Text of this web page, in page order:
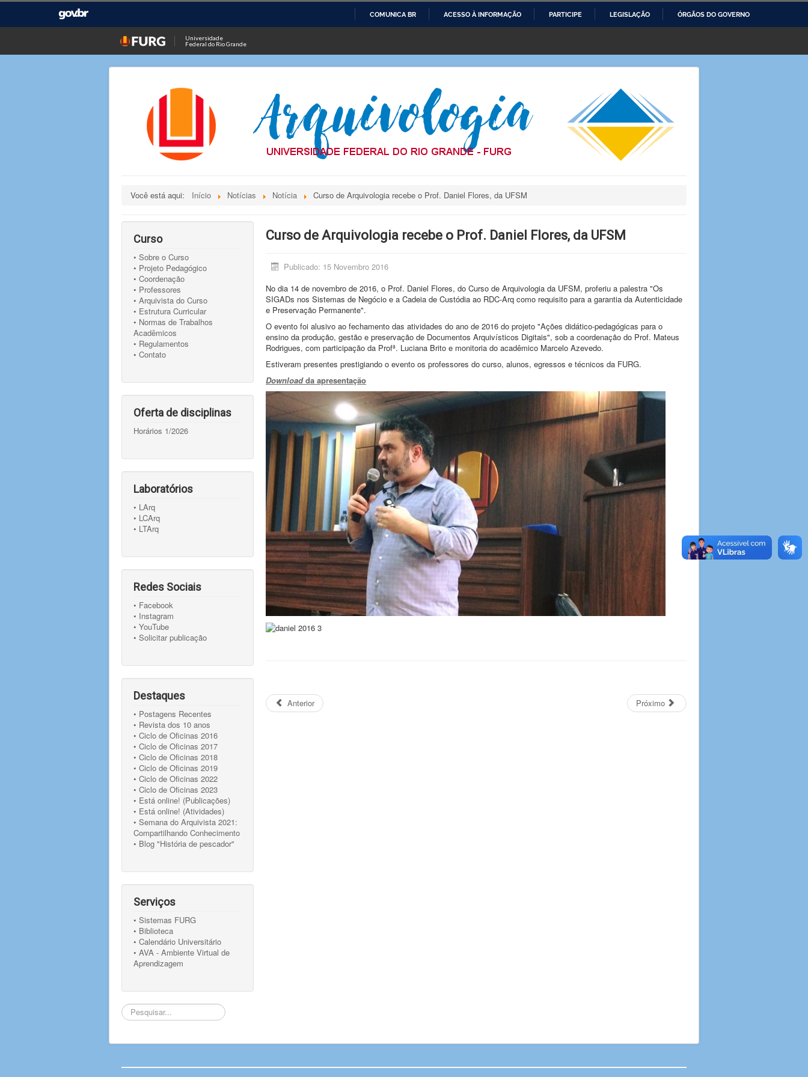
O
CONTEÚDO
COMUNICA BR ACESSO À INFORMAÇÃO PARTICIPE LEGISLAÇÃO ÓRGÃOS DO GOVERNO
Universidade
Federal do Rio Grande
Você está aqui: Início Notícias Notícia Curso de Arquivologia recebe o Prof. Daniel Flores, da UFSM
Curso
• Sobre o Curso
• Projeto Pedagógico
• Coordenação
• Professores
• Arquivista do Curso
• Estrutura Curricular
• Normas de Trabalhos
Acadêmicos
• Regulamentos
• Contato
Oferta de disciplinas
Horários 1/2026
Laboratórios
• LArq
• LCArq
• LTArq
Redes Sociais
• Facebook
• Instagram
• YouTube
• Solicitar publicação
Destaques
• Postagens Recentes
• Revista dos 10 anos
• Ciclo de Oficinas 2016
• Ciclo de Oficinas 2017
• Ciclo de Oficinas 2018
• Ciclo de Oficinas 2019
• Ciclo de Oficinas 2022
• Ciclo de Oficinas 2023
• Está online! (Publicações)
• Está online! (Atividades)
• Semana do Arquivista 2021:
Compartilhando Conhecimento
• Blog "História de pescador"
Serviços
• Sistemas FURG
• Biblioteca
• Calendário Universitário
• AVA - Ambiente Virtual de
Aprendizagem
Pesquisar...
Curso de Arquivologia recebe o Prof. Daniel Flores, da UFSM
Publicado: 15 Novembro 2016
No dia 14 de novembro de 2016, o Prof. Daniel Flores, do Curso de Arquivologia da UFSM, proferiu a palestra "Os
SIGADs nos Sistemas de Negócio e a Cadeia de Custódia ao RDC-Arq como requisito para a garantia da Autenticidade
e Preservação Permanente".
O evento foi alusivo ao fechamento das atividades do ano de 2016 do projeto "Ações didático-pedagógicas para o
ensino da produção, gestão e preservação de Documentos Arquivísticos Digitais", sob a coordenação do Prof. Mateus
Rodrigues, com participação da Profª. Luciana Brito e monitoria do acadêmico Marcelo Azevedo.
Estiveram presentes prestigiando o evento os professores do curso, alunos, egressos e técnicos da FURG.
Download da apresentação
Anterior Próximo